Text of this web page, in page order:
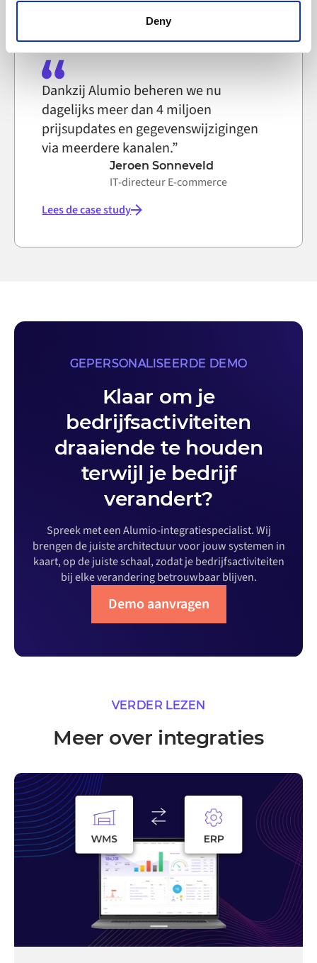
browser settings accordingly. This could affect the
functioning of the website, however. We also use third-
party ad networks for advertising certain Alumio services
on the internet
Deny
Dankzij Alumio beheren we nu
dagelijks meer dan 4 miljoen
prijsupdates en gegevenswijzigingen
via meerdere kanalen.”
Jeroen Sonneveld
IT-directeur E-commerce
Lees de case study
GEPERSONALISEERDE DEMO
Klaar om je
bedrijfsactiviteiten
draaiende te houden
terwijl je bedrijf
verandert?
Spreek met een Alumio-integratiespecialist. Wij
brengen de juiste architectuur voor jouw systemen in
kaart, op de juiste schaal, zodat je bedrijfsactiviteiten
bij elke verandering betrouwbaar blijven.
Demo aanvragen
VERDER LEZEN
Meer over integraties